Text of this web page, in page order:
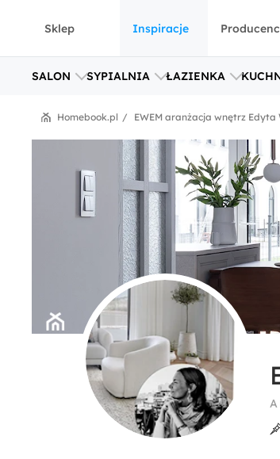
Sklep Inspiracje
SALON SYPIALNIA ŁAZIENKA
EWEM aranżacja wnętrz Edyta
Homebook.pl